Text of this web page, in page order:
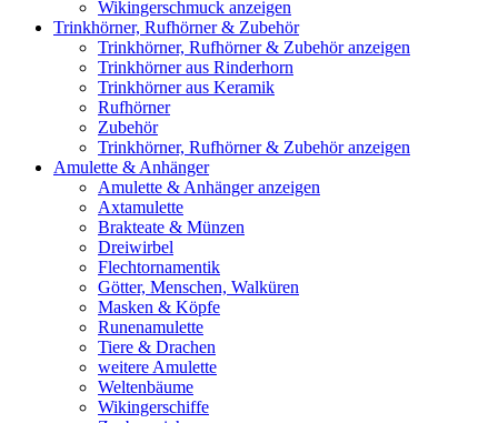
Wikingerschmuck anzeigen
Trinkhörner, Rufhörner & Zubehör
Trinkhörner, Rufhörner & Zubehör anzeigen
Trinkhörner aus Rinderhorn
Trinkhörner aus Keramik
Rufhörner
Zubehör
Trinkhörner, Rufhörner & Zubehör anzeigen
Amulette & Anhänger
Amulette & Anhänger anzeigen
Axtamulette
Brakteate & Münzen
Dreiwirbel
Flechtornamentik
Götter, Menschen, Walküren
Masken & Köpfe
Runenamulette
Tiere & Drachen
weitere Amulette
Weltenbäume
Wikingerschiffe